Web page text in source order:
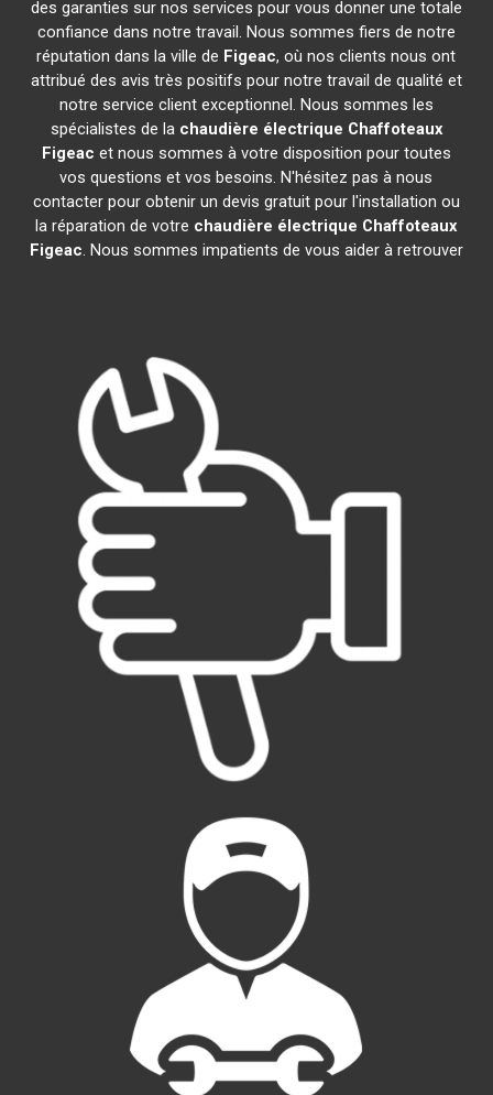
des garanties sur nos services pour vous donner une totale
confiance dans notre travail. Nous sommes fiers de notre
réputation dans la ville de Figeac, où nos clients nous ont
attribué des avis très positifs pour notre travail de qualité et
notre service client exceptionnel. Nous sommes les
spécialistes de la chaudière électrique Chaffoteaux
Figeac et nous sommes à votre disposition pour toutes
vos questions et vos besoins. N'hésitez pas à nous
contacter pour obtenir un devis gratuit pour l'installation ou
la réparation de votre chaudière électrique Chaffoteaux
Figeac. Nous sommes impatients de vous aider à retrouver